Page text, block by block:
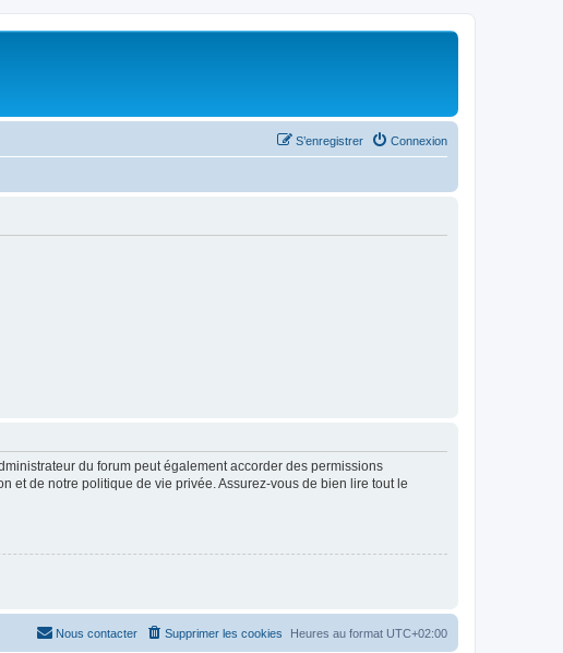
Connexion
S’enregistrer
du forum peut également accorder des permissions
et de notre politique de vie privée. Assurez-vous de bien lire tout le
Heures au format UTC+02:00
Supprimer les cookies
Nous contacter